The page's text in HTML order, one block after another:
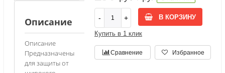
В КОРЗИНУ
Купить в 1 клик
Сравнение Избранное
Описание
Описание
Предназначены
для защиты от